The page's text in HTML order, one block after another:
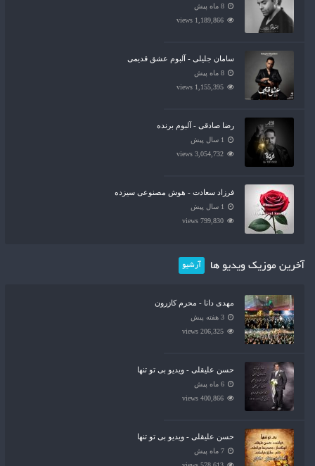
8 ماه پیش
1,189,866 views
سامان جلیلی - آلبوم عشق قدیمی
8 ماه پیش
1,155,395 views
رضا صادقی - آلبوم برنده
1 سال پیش
3,054,732 views
فرزاد سعادت - هوش مصنوعی سیزده
1 سال پیش
799,830 views
آخرین موزیک ویدیو ها آرشیو
مهدی دانا - محرم کازرون
3 هفته پیش
206,325 views
حسن علیقلی - ویدیو بی تو تنها
6 ماه پیش
400,866 views
حسن علیقلی - ویدیو بی تو تنها
7 ماه پیش